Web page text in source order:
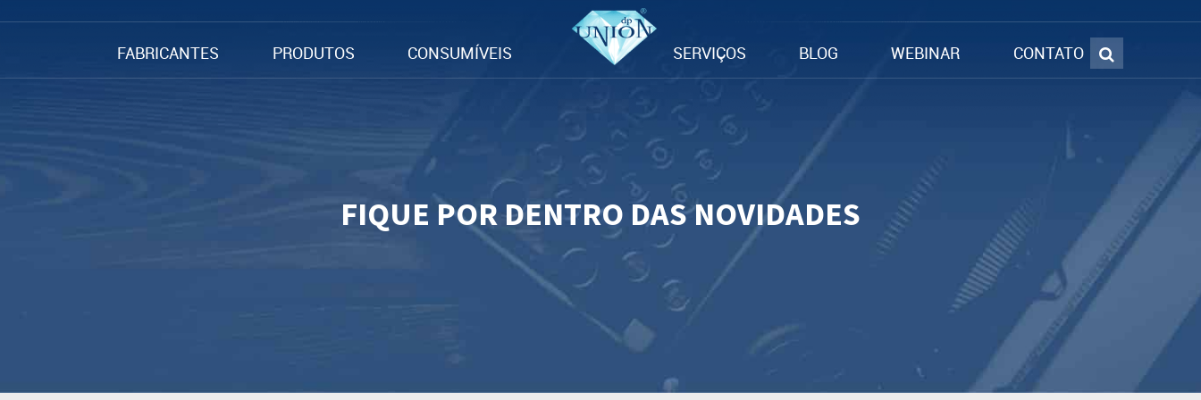
FABRICANTES PRODUTOS CONSUMÍVEIS SERVIÇOS BLOG WEBINAR CONTATO
FIQUE POR DENTRO DAS NOVIDADES